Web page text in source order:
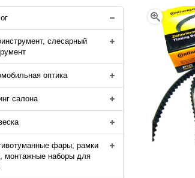
слесарный
оптика
салона
фары, рамки
монтажные наборы для